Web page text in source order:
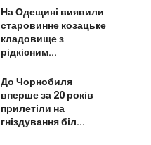
На Одещині виявили
старовинне козацьке
кладовище з
рідкісним...
До Чорнобиля
вперше за 20 років
прилетіли на
гніздування біл...